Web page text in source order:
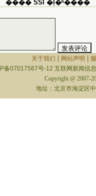
���� SSI �ļ�ʱ����
关于我们 网站声明
备07017567号-12 互联网新闻信
Copyright @ 2007-
地址：北京市海淀区